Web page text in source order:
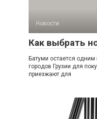
Новости
Как выбрать
Батуми остается
городов Грузии для
приезжают для